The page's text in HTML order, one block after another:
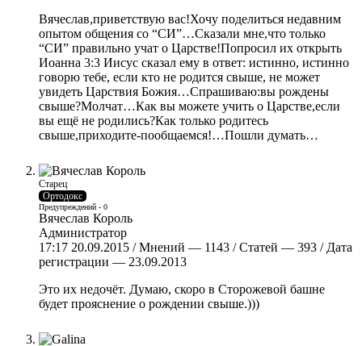
Вячеслав,приветствую вас!Хочу поделиться недавним
опытом общения со “СИ”…Сказали мне,что только
“СИ” правильно учат о Царстве!Попросил их открыть
Иоанна 3:3 Иисус сказал ему в ответ: истинно, истинно
говорю тебе, если кто не родится свыше, не может
увидеть Царствия Божия…Спрашиваю:вы рождены
свыше?Молчат…Как вы можете учить о Царстве,если
вы ещё не родились?Как только родитесь
свыше,приходите-пообщаемся!…Пошли думать…
Старец
Ортодокс
Предупреждений - 0
Вячеслав Король
Администратор
17:17 20.09.2015 / Мнений — 1143 / Статей — 393 / Дата
регистрации — 23.09.2013
Это их недочёт. Думаю, скоро в Сторожевой башне
будет прояснение о рождении свыше.)))